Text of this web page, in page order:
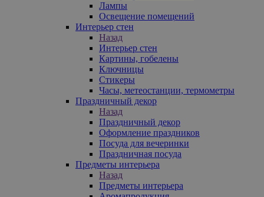
Лампы
Освещение помещений
Интерьер стен
Назад
Интерьер стен
Картины, гобелены
Ключницы
Стикеры
Часы, метеостанции, термометры
Праздничный декор
Назад
Праздничный декор
Оформление праздников
Посуда для вечеринки
Праздничная посуда
Предметы интерьера
Назад
Предметы интерьера